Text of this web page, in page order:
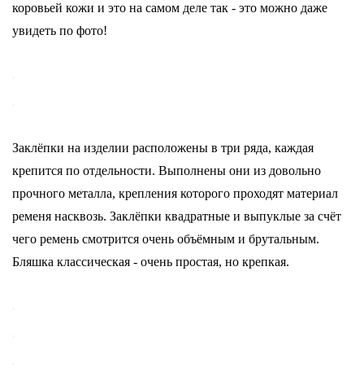
коровьей кожи и это на самом деле так - это можно даже
увидеть по фото!
Заклёпки на изделии расположены в три ряда, каждая
крепится по отдельности. Выполнены они из довольно
прочного металла, крепления которого проходят материал
ременя насквозь. Заклёпки квадратные и выпуклые за счёт
чего ремень смотрится очень объёмным и брутальным.
Бляшка классическая - очень простая, но крепкая.